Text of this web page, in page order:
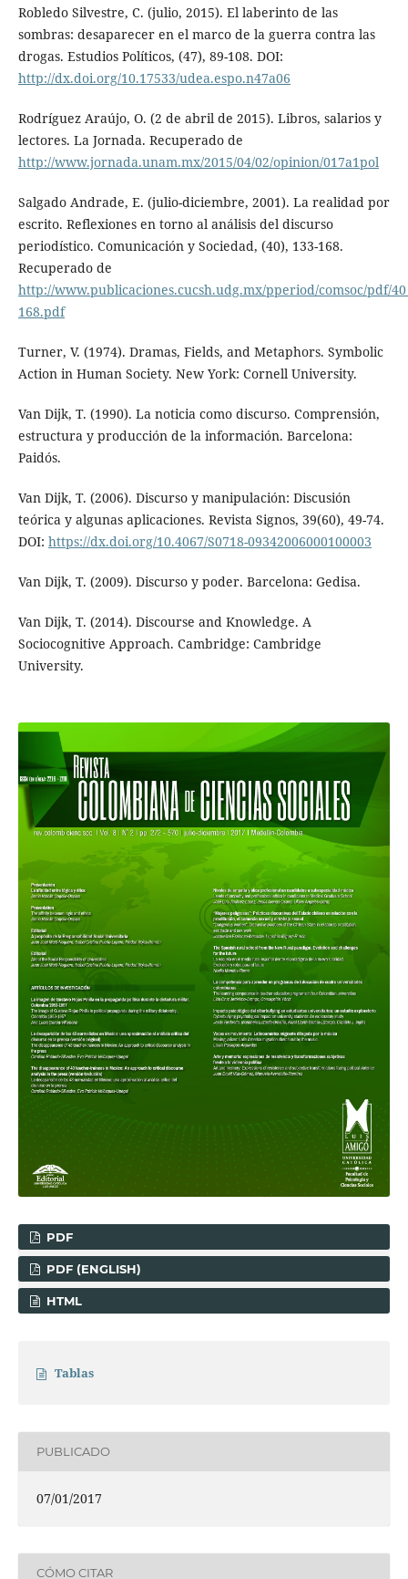
Robledo Silvestre, C. (julio, 2015). El laberinto de las
sombras: desaparecer en el marco de la guerra contra las
drogas. Estudios Políticos, (47), 89-108. DOI:
http://dx.doi.org/10.17533/udea.espo.n47a06
Rodríguez Araújo, O. (2 de abril de 2015). Libros, salarios y
lectores. La Jornada. Recuperado de
http://www.jornada.unam.mx/2015/04/02/opinion/017a1pol
Salgado Andrade, E. (julio-diciembre, 2001). La realidad por
escrito. Reflexiones en torno al análisis del discurso
periodístico. Comunicación y Sociedad, (40), 133-168.
Recuperado de
http://www.publicaciones.cucsh.udg.mx/pperiod/comsoc/pdf/
168.pdf
Turner, V. (1974). Dramas, Fields, and Metaphors. Symbolic
Action in Human Society. New York: Cornell University.
Van Dijk, T. (1990). La noticia como discurso. Comprensión,
estructura y producción de la información. Barcelona:
Paidós.
Van Dijk, T. (2006). Discurso y manipulación: Discusión
teórica y algunas aplicaciones. Revista Signos, 39(60), 49-74.
DOI: https://dx.doi.org/10.4067/S0718-09342006000100003
Van Dijk, T. (2009). Discurso y poder. Barcelona: Gedisa.
Van Dijk, T. (2014). Discourse and Knowledge. A
Sociocognitive Approach. Cambridge: Cambridge
University.
PDF
PDF (ENGLISH)
HTML
Tablas
PUBLICADO
07/01/2017
CÓMO CITAR